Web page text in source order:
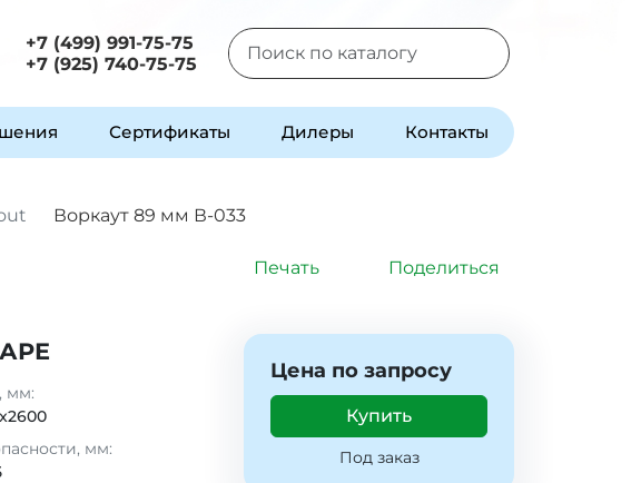
+7 (499) 991-75-75
+7 (925) 740-75-75
Сертификаты Дилеры Контакты
Воркаут 89 мм В-033
Печать
Поделиться
мм:
мм:
Цена по запросу
Купить
Под заказ